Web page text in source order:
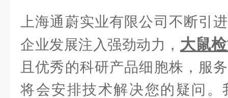
上海通蔚实业有限公司不断引
企业发展注入强劲动力， 大鼠
且优秀的科研产品细胞株，服
将会安排技术解决您的疑问。